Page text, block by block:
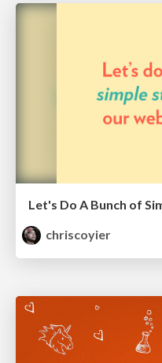
chriscoyier